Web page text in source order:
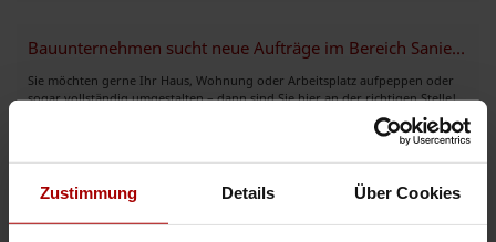
Zustimmung Details Über Cookies
Bauunternehmen sucht neue Aufträge im Bereich Sanierung,Modernisierung
Sie möchten gerne Ihr Haus, Wohnung oder Arbeitsplatz aufpeppen oder
sogar vollständig umgestalten – dann sind Sie hier an der richtigen Stelle!